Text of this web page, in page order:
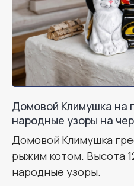
Домовой Климушка на
народные узоры на
Домовой Климушка
рыжим котом. Высота
народные узоры.